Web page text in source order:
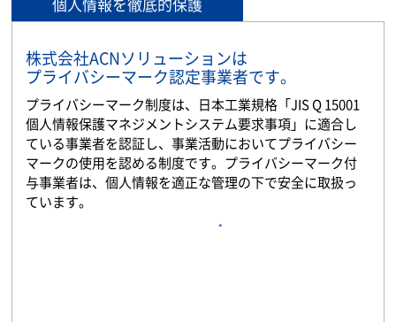
株式会社ACNソリューションは
プライバシーマーク認定事業者です。
プライバシーマーク制度は、日本工業規格「JIS Q 15001
個人情報保護マネジメントシステム要求事項」に適合し
ている事業者を認証し、事業活動においてプライバシー
マークの使用を認める制度です。プライバシーマーク付
与事業者は、個人情報を適正な管理の下で安全に取扱っ
ています。